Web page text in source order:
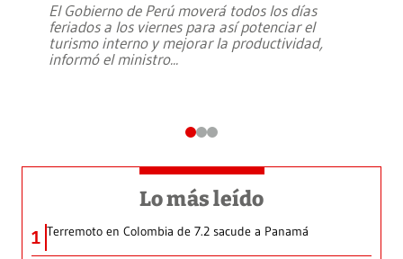
El Gobierno de Perú moverá todos los días
feriados a los viernes para así potenciar el
turismo interno y mejorar la productividad,
informó el ministro...
Lo más leído
1 Terremoto en Colombia de 7.2 sacude a Panamá